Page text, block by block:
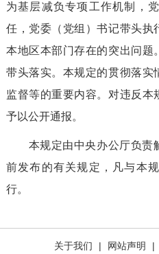
为基层减负专项工作机制，
任，党委（党组）书记带头执
本地区本部门存在的突出问题
带头落实。本规定的贯彻落实
监督等的重要内容。对违反本
予以公开通报。
本规定由中央办公厅负责
前发布的有关规定，凡与本
行。
关于我们 | 网站声明 |